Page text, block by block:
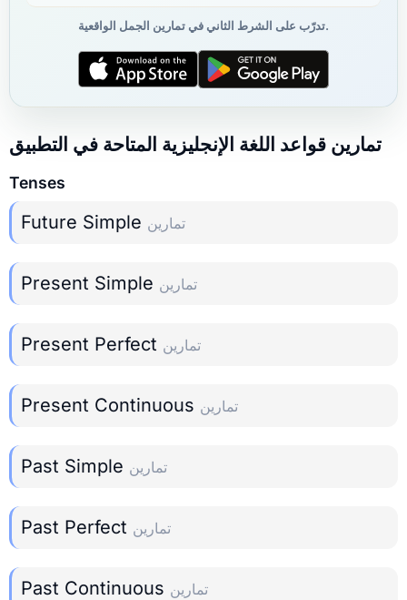
تدرّب على الشرط الثاني في تمارين الجمل الواقعية.
تمارين قواعد اللغة الإنجليزية المتاحة في التطبيق
Tenses
Future Simple تمارين
Present Simple تمارين
Present Perfect تمارين
Present Continuous تمارين
Past Simple تمارين
Past Perfect تمارين
Past Continuous تمارين